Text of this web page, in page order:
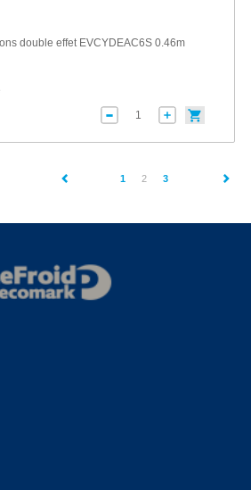
double effet EVCYDEAC6S 0.46m
1 2(current)
3